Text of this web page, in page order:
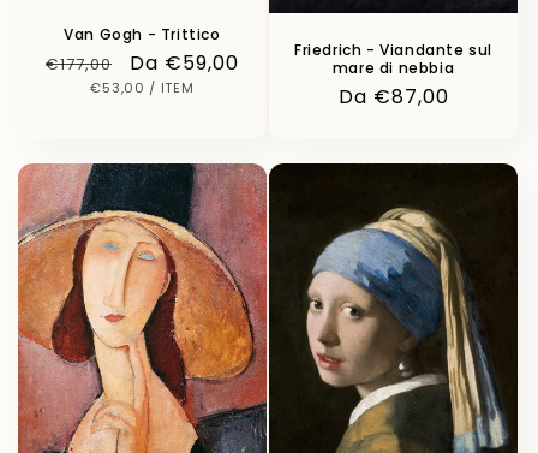
Van Gogh - Trittico
Prezzo
€177,00
Prezzo
scontato
Da €59,00
PREZZO
UNITARIO
€53,00 / PER
ITEM
Friedrich - Viandante sul
mare di nebbia
Prezzo
Da €87,00